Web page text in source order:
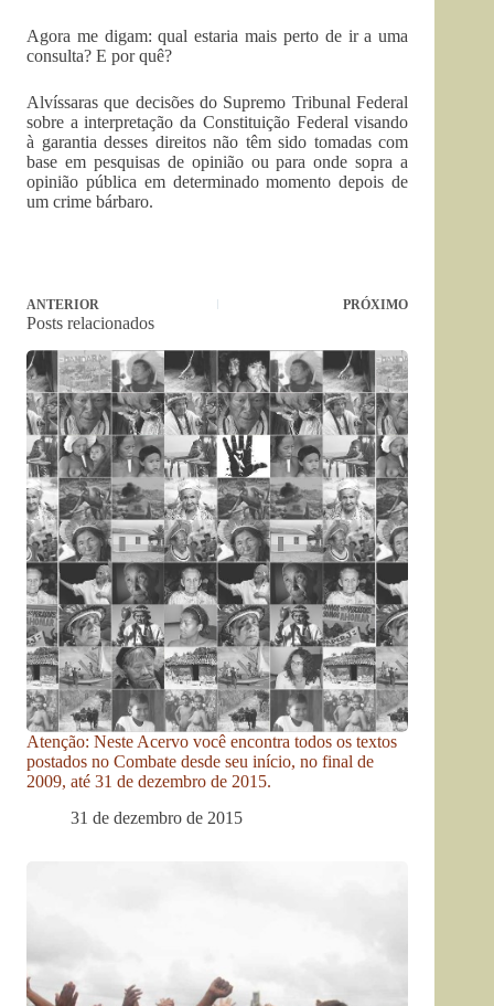
Agora me digam: qual estaria mais perto de ir a uma
consulta? E por quê?
Alvíssaras que decisões do Supremo Tribunal Federal
sobre a interpretação da Constituição Federal visando
à garantia desses direitos não têm sido tomadas com
base em pesquisas de opinião ou para onde sopra a
opinião pública em determinado momento depois de
um crime bárbaro.
ANTERIOR PRÓXIMO
Posts relacionados
Atenção: Neste Acervo você encontra todos os textos
postados no Combate desde seu início, no final de
2009, até 31 de dezembro de 2015.
31 de dezembro de 2015